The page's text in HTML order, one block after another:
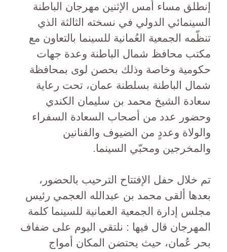
إنطلق مساء أمس الإثنين مهرجان الباطنة
السينمائي الدولي في نسخته الثالثة الذي
تنظّمه الجمعية العُمانية للسينما بالتعاون مع
مكتب محافظ شمال الباطنة وعدة جهات
حكومية وخاصة وذلك بحصن لوى بمحافظة
شمال الباطنة بسلطنة عمان، تحت رعاية
سعادة الشيخ محمد بن سليمان الكندي
وحضور عدد من أصحاب السعادة السفراء
والولاة وعددٍ من الضيوف والفنانين
والمخرجين ومحبّي السينما.
تم خلال حفل الإفتتاح الترحيب بالحضور،
بعدها ألقى محمد بن عبدالله العجمي رئيس
مجلس إدارة الجمعية العمانية للسينما كلمة
المهرجان قال فيها : نلتقي اليوم على ضفاف
بحر عُمان، حيث يحتضن المكان أمواج